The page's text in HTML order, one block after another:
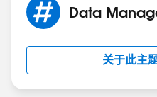
Data
关于此主